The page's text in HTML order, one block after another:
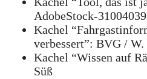
AdobeStock-
Kachel
verbessert”: BVG / W.
Kachel “Wissen auf
Süß